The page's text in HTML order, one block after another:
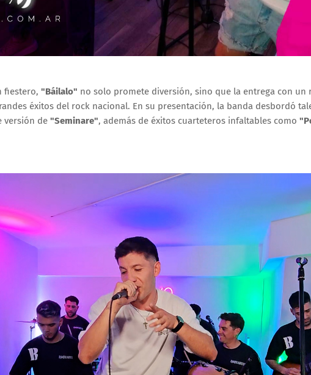
fiestero, "Báilalo" no solo promete diversión, sino que la entrega con un
éxitos del rock nacional. En su presentación, la banda desbordó
versión de "Seminare", además de éxitos cuarteteros infaltables como